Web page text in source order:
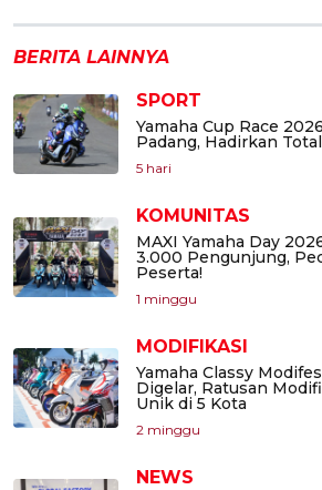
BERITA LAINNYA
SPORT
Yamaha Cup Race
Padang, Hadirkan
5 hari
KOMUNITAS
MAXI Yamaha Day
3.000 Pengunjung,
Peserta!
1 minggu
MODIFIKASI
Yamaha Classy
Digelar, Ratusan
Unik di 5 Kota
2 minggu
NEWS